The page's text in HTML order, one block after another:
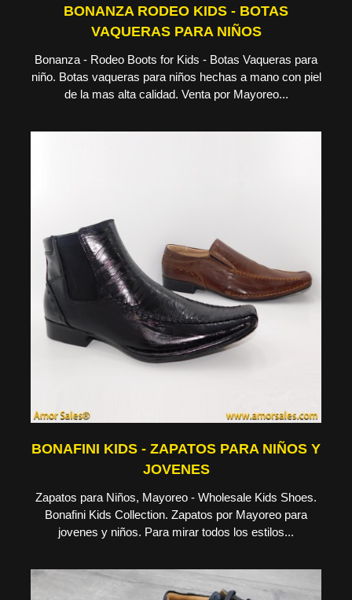
BONANZA RODEO KIDS - BOTAS
VAQUERAS PARA NIÑOS
Bonanza - Rodeo Boots for Kids - Botas Vaqueras para
niño. Botas vaqueras para niños hechas a mano con piel
de la mas alta calidad. Venta por Mayoreo...
BONAFINI KIDS - ZAPATOS PARA NIÑOS Y
JOVENES
Zapatos para Niños, Mayoreo - Wholesale Kids Shoes.
Bonafini Kids Collection. Zapatos por Mayoreo para
jovenes y niños. Para mirar todos los estilos...